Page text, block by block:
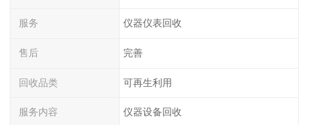
服务 仪器仪表回收
售后 完善
回收品类 可再生利用
服务内容 仪器设备回收